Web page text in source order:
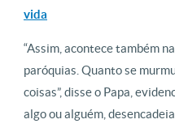
vida
“Assim, acontece também
paróquias. Quanto se
coisas”, disse o Papa,
algo ou alguém,